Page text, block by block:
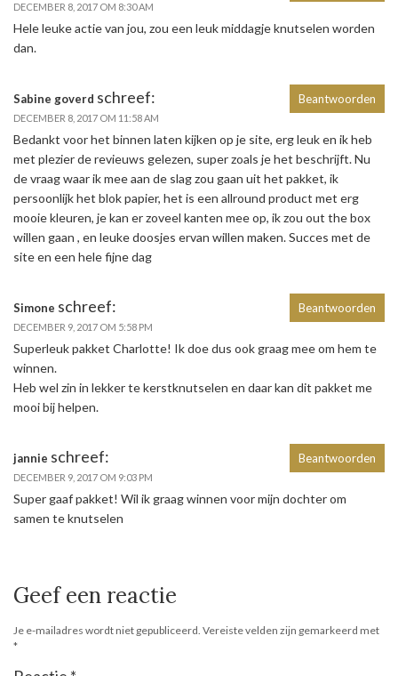
DECEMBER 8, 2017 OM 8:30 AM
Hele leuke actie van jou, zou een leuk middagje knutselen worden
dan.
Sabine goverd schreef:
DECEMBER 8, 2017 OM 11:58 AM
Bedankt voor het binnen laten kijken op je site, erg leuk en ik heb
met plezier de revieuws gelezen, super zoals je het beschrijft. Nu
de vraag waar ik mee aan de slag zou gaan uit het pakket, ik
persoonlijk het blok papier, het is een allround product met erg
mooie kleuren, je kan er zoveel kanten mee op, ik zou out the box
willen gaan , en leuke doosjes ervan willen maken. Succes met de
site en een hele fijne dag
Beantwoorden
Simone schreef:
DECEMBER 9, 2017 OM 5:58 PM
Superleuk pakket Charlotte! Ik doe dus ook graag mee om hem te
winnen.
Heb wel zin in lekker te kerstknutselen en daar kan dit pakket me
mooi bij helpen.
Beantwoorden
jannie schreef:
DECEMBER 9, 2017 OM 9:03 PM
Super gaaf pakket! Wil ik graag winnen voor mijn dochter om
samen te knutselen
Beantwoorden
Geef een reactie
Je e-mailadres wordt niet gepubliceerd. Vereiste velden zijn gemarkeerd met
*